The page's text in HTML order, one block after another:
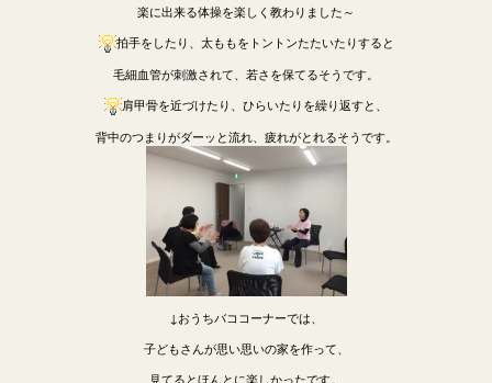
楽に出来る体操を楽しく教わりました～
拍手をしたり、太ももをトントンたたいたりすると
毛細血管が刺激されて、若さを保てるそうです。
肩甲骨を近づけたり、ひらいたりを繰り返すと、
背中のつまりがダーッと流れ、疲れがとれるそうです。
↓おうちバココーナーでは、
子どもさんが思い思いの家を作って、
見てるとほんとに楽しかったです。